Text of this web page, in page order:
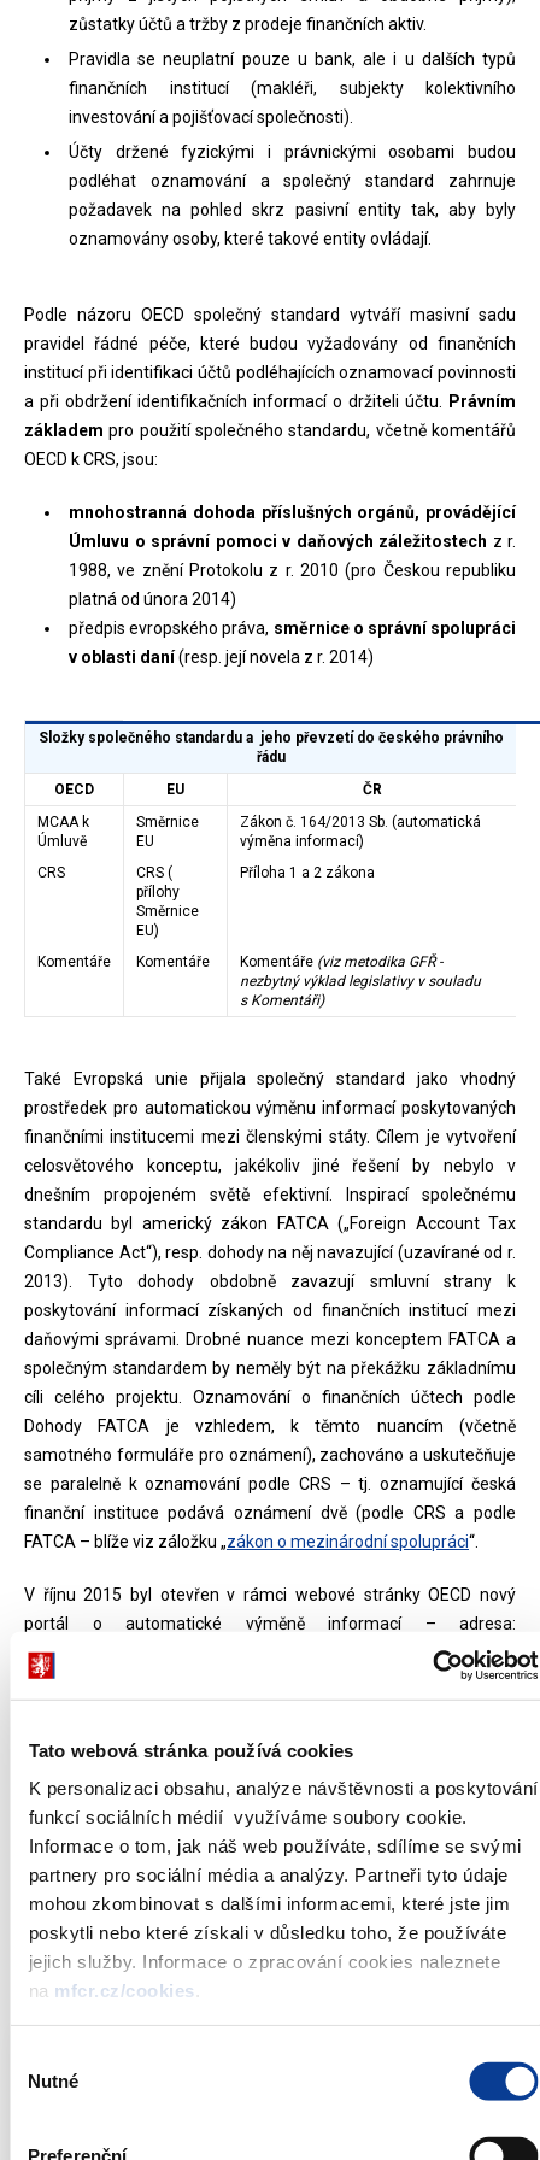
Tato webová stránka používá cookies
K personalizaci obsahu, analýze návštěvnosti a poskytování
funkcí sociálních médií využíváme soubory cookie.
Informace o tom, jak náš web používáte, sdílíme se svými
partnery pro sociální média a analýzy. Partneři tyto údaje
mohou zkombinovat s dalšími informacemi, které jste jim
poskytli nebo které získali v důsledku toho, že používáte
jejich služby. Informace o zpracování cookies naleznete
na mfcr.cz/cookies.
souhlasu
Nutné
Preferenční
zůstatky účtů a tržby z prodeje finančních aktiv.
Pravidla se neuplatní pouze u bank, ale i u dalších typů
finančních institucí (makléři, subjekty kolektivního
investování a pojišťovací společnosti).
Účty držené fyzickými i právnickými osobami budou
podléhat oznamování a společný standard zahrnuje
požadavek na pohled skrz pasivní entity tak, aby byly
oznamovány osoby, které takové entity ovládají.
Podle názoru OECD společný standard vytváří masivní sadu
pravidel řádné péče, které budou vyžadovány od finančních
institucí při identifikaci účtů podléhajících oznamovací povinnosti
a při obdržení identifikačních informací o držiteli účtu. Právním
základem pro použití společného standardu, včetně komentářů
OECD k CRS, jsou:
mnohostranná dohoda příslušných orgánů, provádějící
Úmluvu o správní pomoci v daňových záležitostech z r.
1988, ve znění Protokolu z r. 2010 (pro Českou republiku
platná od února 2014)
předpis evropského práva, směrnice o správní spolupráci
v oblasti daní(resp. její novela z r. 2014)
Složky společného standardu a jeho převzetí do českého právního
řádu
OECD
EU
ČR
MCAA k
Úmluvě
Směrnice
EU
Zákon č. 164/2013 Sb. (automatická
výměna informací)
CRS
CRS (
přílohy
Směrnice
EU)
Příloha 1 a 2 zákona
Komentáře Komentáře Komentáře (viz metodika GFŘ -
nezbytný výklad legislativy v souladu
s Komentáři)
Také Evropská unie přijala společný standard jako vhodný
prostředek pro automatickou výměnu informací poskytovaných
finančními institucemi mezi členskými státy. Cílem je vytvoření
celosvětového konceptu, jakékoliv jiné řešení by nebylo v
dnešním propojeném světě efektivní. Inspirací společnému
standardu byl americký zákon FATCA („Foreign Account Tax
Compliance Act“), resp. dohody na něj navazující (uzavírané od r.
2013). Tyto dohody obdobně zavazují smluvní strany k
poskytování informací získaných od finančních institucí mezi
daňovými správami. Drobné nuance mezi konceptem FATCA a
společným standardem by neměly být na překážku základnímu
cíli celého projektu. Oznamování o finančních účtech podle
Dohody FATCA je vzhledem, k těmto nuancím (včetně
samotného formuláře pro oznámení), zachováno a uskutečňuje
se paralelně k oznamování podle CRS – tj. oznamující česká
finanční instituce podává oznámení dvě (podle CRS a podle
FATCA – blíže viz záložku „zákon o mezinárodní spolupráci“.
V říjnu 2015 byl otevřen v rámci webové stránky OECD nový
portál o automatické výměně informací – adresa:
www.oecd.org/tax/automatic-exchange
. Na této stránce je k
dispozici komplexní přehled práce OECD a Globálního fóra pro
oblasti automatické výměny informací, obzvláště s přihlédnutím
a směrnic, které národní jurisdikce přijaly pro účely implementace
CRS. Také je zde uvedena informace o TIN a pravidlech daňové
rezidence za účelem pomoci poplatníkům a finančním
institucím, aby splnili své závazky vyplývající z CRS. Tato stránka
rovněž obsahuje rubriku „Často pokládané otázky“ (tj. FAQ), ve
které jsou interpretována různá ustanovení CRS.
Dokumenty ke stažení - česká verze
finančních účtech